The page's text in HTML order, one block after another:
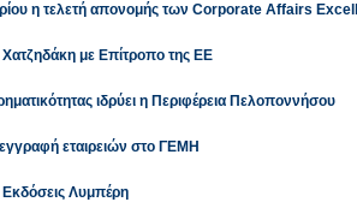
η τελετή απονομής των Corporate Affairs
με Επίτροπο της ΕΕ
ιδρύει η Περιφέρεια Πελοποννήσου
εγγραφή εταιρειών στο ΓΕΜΗ
Εκδόσεις Λυμπέρη